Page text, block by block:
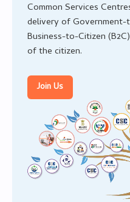
RTL Mode
Rich Results Test
PageSpeed Insights
Common Services
delivery of Government-
Business-to-Citizen
of the citizen.
Join Us